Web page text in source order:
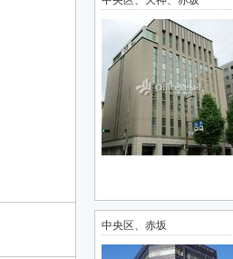
中央区、赤坂